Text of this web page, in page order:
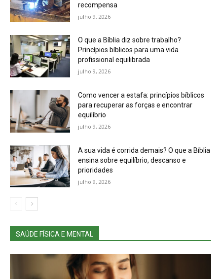
recompensa
julho 9, 2026
O que a Bíblia diz sobre trabalho?
Princípios bíblicos para uma vida
profissional equilibrada
julho 9, 2026
Como vencer a estafa: princípios bíblicos
para recuperar as forças e encontrar
equilíbrio
julho 9, 2026
A sua vida é corrida demais? O que a Bíblia
ensina sobre equilíbrio, descanso e
prioridades
julho 9, 2026
SAÚDE FÍSICA E MENTAL